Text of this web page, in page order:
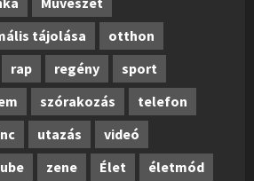
tájolása
otthon
rap regény
sport
szórakozás
telefon
utazás
videó
zene Élet
életmód